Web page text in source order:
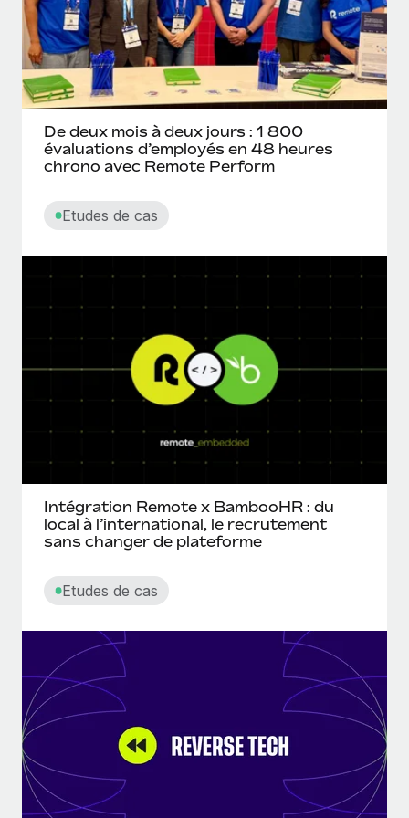
En savoir plus
De deux mois à deux jours : 1 800
évaluations d’employés en 48 heures
chrono avec Remote Perform
Etudes de cas
Intégration Remote x BambooHR : du
local à l’international, le recrutement
sans changer de plateforme
Etudes de cas